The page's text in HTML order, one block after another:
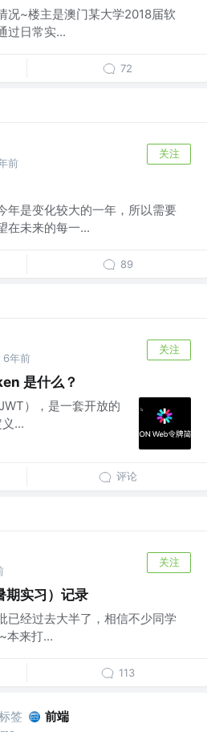
况~楼主是澳门某大学2018届软
过日常实...
72
前
关注
年是变化较大的一年，所以需要
在未来的每一...
89
6年前
关注
是什么？
），是一套开放的
...
评论
关注
期实习）记录
已经过去大半了，相信不少同学
本来打...
113
签 前端